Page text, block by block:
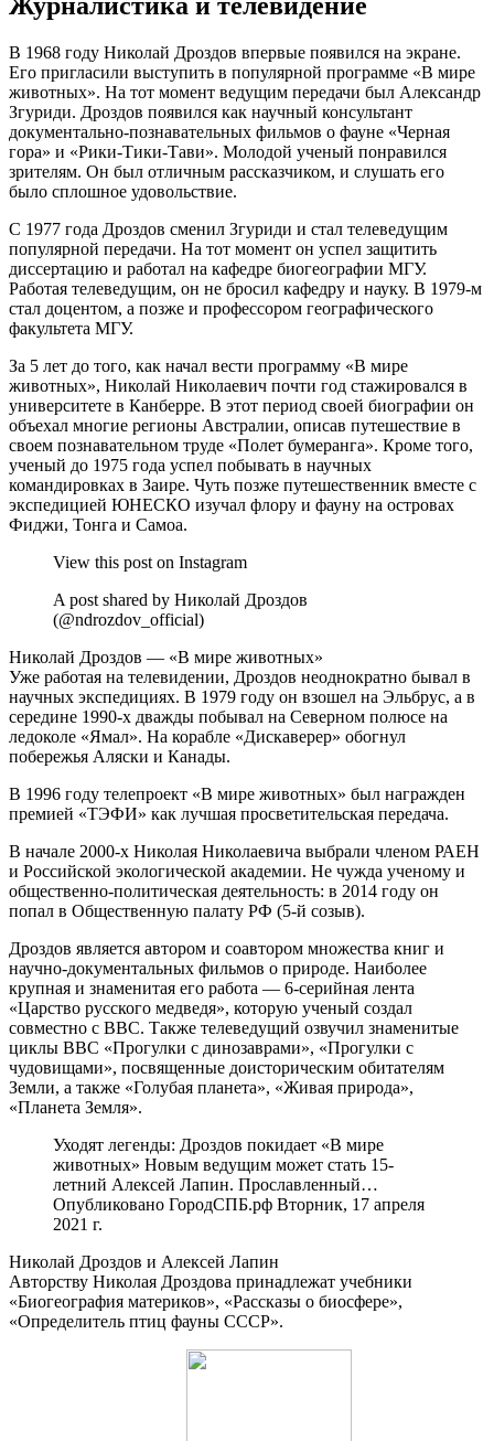
В 1968 году Николай Дроздов впервые появился на экране.
Его пригласили выступить в популярной программе «В мире
животных». На тот момент ведущим передачи был Александр
Згуриди. Дроздов появился как научный консультант
документально-познавательных фильмов о фауне «Черная
гора» и «Рики-Тики-Тави». Молодой ученый понравился
зрителям. Он был отличным рассказчиком, и слушать его
было сплошное удовольствие.
С 1977 года Дроздов сменил Згуриди и стал телеведущим
популярной передачи. На тот момент он успел защитить
диссертацию и работал на кафедре биогеографии МГУ.
Работая телеведущим, он не бросил кафедру и науку. В 1979-м
стал доцентом, а позже и профессором географического
факультета МГУ.
За 5 лет до того, как начал вести программу «В мире
животных», Николай Николаевич почти год стажировался в
университете в Канберре. В этот период своей биографии он
объехал многие регионы Австралии, описав путешествие в
своем познавательном труде «Полет бумеранга». Кроме того,
ученый до 1975 года успел побывать в научных
командировках в Заире. Чуть позже путешественник вместе с
экспедицией ЮНЕСКО изучал флору и фауну на островах
Фиджи, Тонга и Самоа.
View this post on Instagram
A post shared by Николай Дроздов
(@ndrozdov_official)
Николай Дроздов — «В мире животных»
Уже работая на телевидении, Дроздов неоднократно бывал в
научных экспедициях. В 1979 году он взошел на Эльбрус, а в
середине 1990-х дважды побывал на Северном полюсе на
ледоколе «Ямал». На корабле «Дискаверер» обогнул
побережья Аляски и Канады.
В 1996 году телепроект «В мире животных» был награжден
премией «ТЭФИ» как лучшая просветительская передача.
В начале 2000-х Николая Николаевича выбрали членом РАЕН
и Российской экологической академии. Не чужда ученому и
общественно-политическая деятельность: в 2014 году он
попал в Общественную палату РФ (5-й созыв).
Дроздов является автором и соавтором множества книг и
научно-документальных фильмов о природе. Наиболее
крупная и знаменитая его работа — 6-серийная лента
«Царство русского медведя», которую ученый создал
совместно с BBC. Также телеведущий озвучил знаменитые
циклы BBC «Прогулки с динозаврами», «Прогулки с
чудовищами», посвященные доисторическим обитателям
Земли, а также «Голубая планета», «Живая природа»,
«Планета Земля».
Уходят легенды: Дроздов покидает «В мире
животных» Новым ведущим может стать 15-
летний Алексей Лапин. Прославленный…
Опубликовано ГородСПБ.рф Вторник, 17 апреля
2021 г.
Николай Дроздов и Алексей Лапин
Авторству Николая Дроздова принадлежат учебники
«Биогеография материков», «Рассказы о биосфере»,
«Определитель птиц фауны СССР».